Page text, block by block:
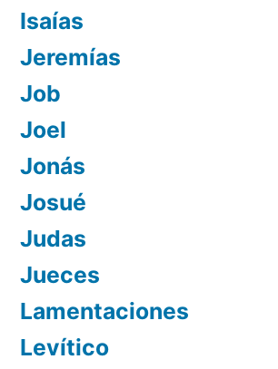
Isaías
Jeremías
Job
Joel
Jonás
Josué
Judas
Jueces
Lamentaciones
Levítico